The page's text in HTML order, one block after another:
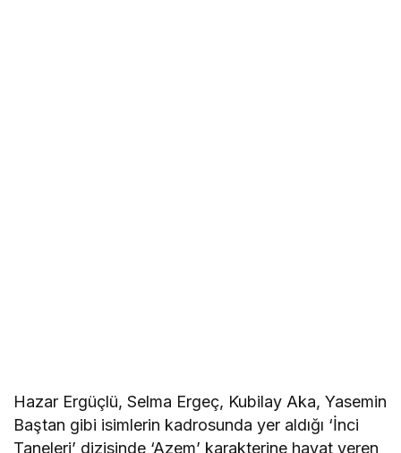
Hazar Ergüçlü, Selma Ergeç, Kubilay Aka, Yasemin
Baştan gibi isimlerin kadrosunda yer aldığı ‘İnci
Taneleri’ dizisinde ‘Azem’ karakterine hayat veren